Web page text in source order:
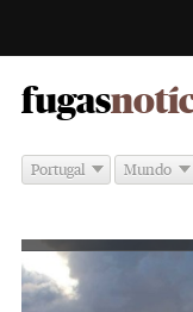
fugas
Portugal Mundo